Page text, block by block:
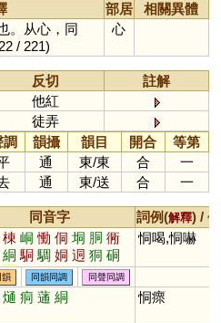
部居
相關異體
。从心，同
/ 221)
心
反切
註解
他紅
徒弄
調 韻攝 韻目 開合
等第
通 東/東 合
一
通 東/送 合 一
同音字 詞例(解釋) /
棟 峒 慟 侗 垌 胴 衕
絧 駧 騆 姛 迵 狪 硐
湩
恫喝,恫嚇
韻 同韻同調 同聲同調
熥 痌 蓪 絧 恫瘝